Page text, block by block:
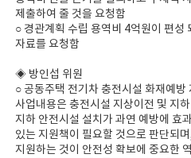
제출하여 줄 것을 요청함
○ 경관계획 수립 용역비 4억원이 편성
자료를 요청함
◈ 방인섭 위원
○ 공동주택 전기차 충전시설 화재예방
사업내용은 충전시설 지상이전 및 지
지하 안전시설 설치가 과연 예방에 효
있는 지원책이 필요할 것으로 판단되
지원하는 것이 안전성 확보에 중요한